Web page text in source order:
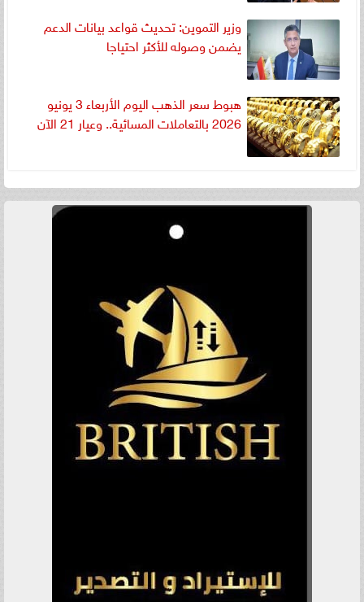
وزير التموين: تحديث قواعد بيانات الدعم
يضمن وصوله للأكثر احتياجا
هبوط سعر الذهب اليوم الأربعاء 3 يونيو
2026 بالتعاملات المسائية.. وعيار 21 الآن